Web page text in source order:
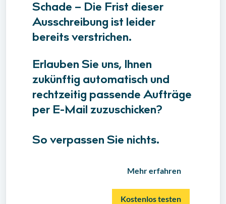
Schade – Die Frist dieser
Ausschreibung ist leider
bereits verstrichen.
Erlauben Sie uns, Ihnen
zukünftig automatisch und
rechtzeitig passende Aufträge
per E-Mail zuzuschicken?
So verpassen Sie nichts.
Mehr erfahren
Kostenlos testen